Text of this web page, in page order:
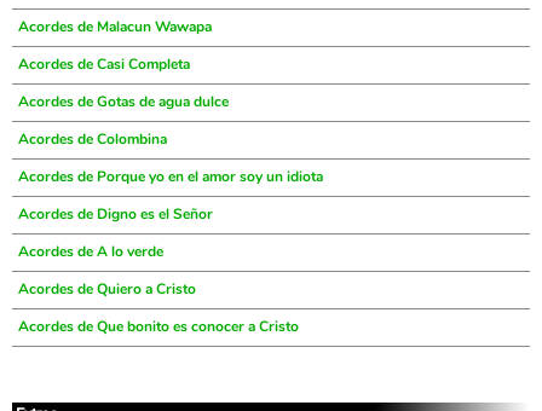
Acordes de Malacun Wawapa
Acordes de Casi Completa
Acordes de Gotas de agua dulce
Acordes de Colombina
Acordes de Porque yo en el amor soy un idiota
Acordes de Digno es el Señor
Acordes de A lo verde
Acordes de Quiero a Cristo
Acordes de Que bonito es conocer a Cristo